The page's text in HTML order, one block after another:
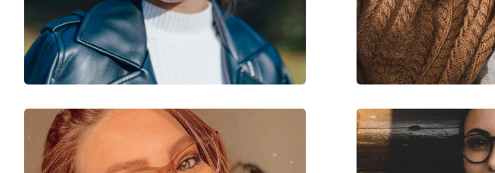
Kategorie:
Marke:
Oakley
Code:
0OX3218 32180854